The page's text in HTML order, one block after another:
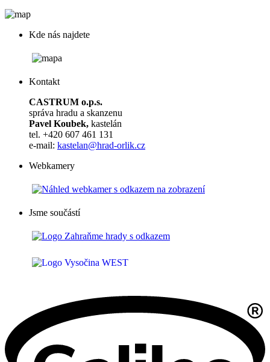
Kde nás najdete
Kontakt
CASTRUM o.p.s.
správa hradu a skanzenu
Pavel Koubek, kastelán
tel. +420 607 461 131
e-mail: kastelan@hrad-orlik.cz
Webkamery
Jsme součástí